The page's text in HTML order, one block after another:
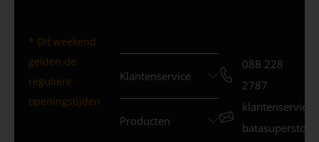
* Dit weekend
gelden de
reguliere
openingstijden
Klantenservice
Producten
088 228
2787